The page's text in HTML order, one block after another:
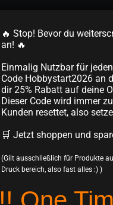
€
🔥 Stop! Bevor du
an! 🔥
Einmalig Nutzbar für
Code Hobbystart2026 an
dir 25% Rabatt auf deine
Dieser Code wird immer
Kunden resettet, also
🛒 Jetzt shoppen und
(Gilt ausschließlich für Produkte
Druck bereich, also fast alles :) )